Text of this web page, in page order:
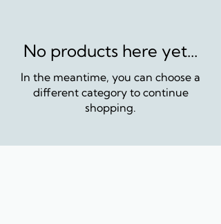
No products here yet...
In the meantime, you can choose a
different category to continue
shopping.